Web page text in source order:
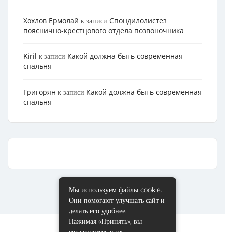
Хохлов Ермолай к записи Cпондилолистез
пояснично-крестцового отдела позвоночника
Kiril к записи Какой должна быть современная
спальня
Григорян к записи Какой должна быть современная
спальня
Мы используем файлы cookie.
Они помогают улучшать сайт и
делать его удобнее.
Нажимая «Принять», вы